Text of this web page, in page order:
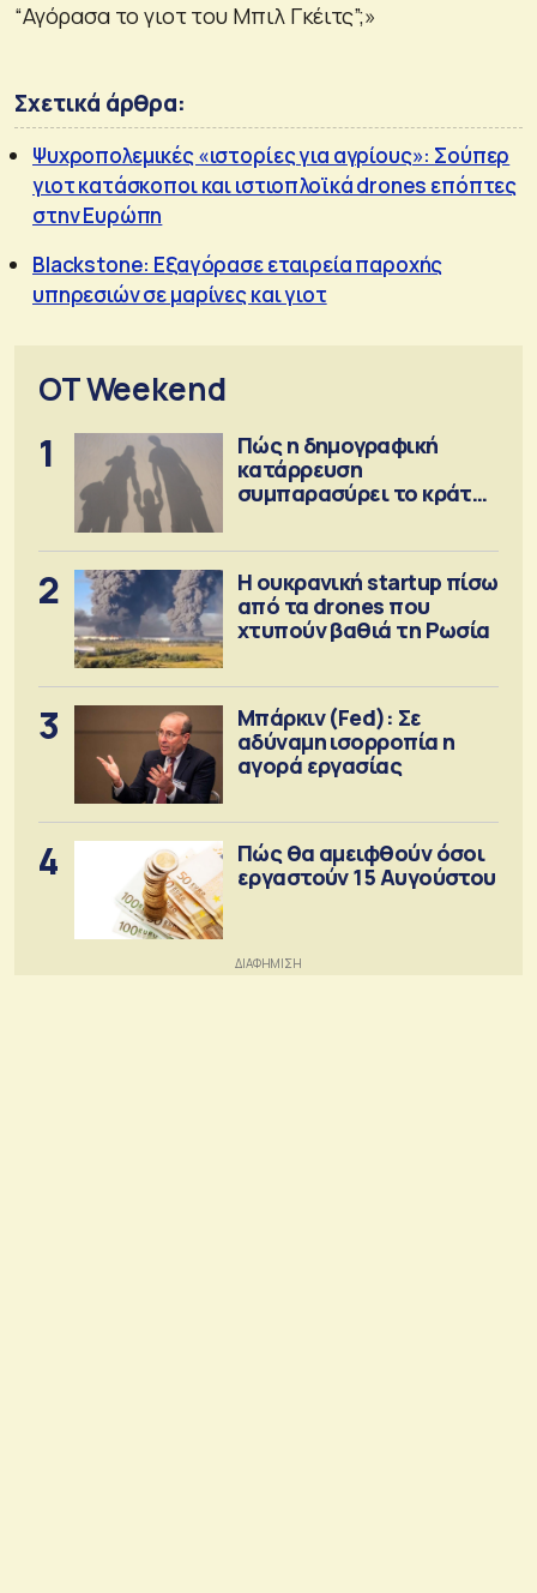
“Αγόρασα το γιοτ του Μπιλ Γκέιτς”;»
Σχετικά άρθρα:
Ψυχροπολεμικές «ιστορίες για αγρίους»: Σούπερ
γιοτ κατάσκοποι και ιστιοπλοϊκά drones επόπτες
στην Ευρώπη
Blackstone: Εξαγόρασε εταιρεία παροχής
υπηρεσιών σε μαρίνες και γιοτ
OT Weekend
1
Πώς η δημογραφική
κατάρρευση
συμπαρασύρει το κράτος
2
Η ουκρανική startup πίσω
από τα drones που
χτυπούν βαθιά τη Ρωσία
3
Μπάρκιν (Fed): Σε
αδύναμη ισορροπία η
αγορά εργασίας
4
Πώς θα αμειφθούν όσοι
εργαστούν 15 Αυγούστου